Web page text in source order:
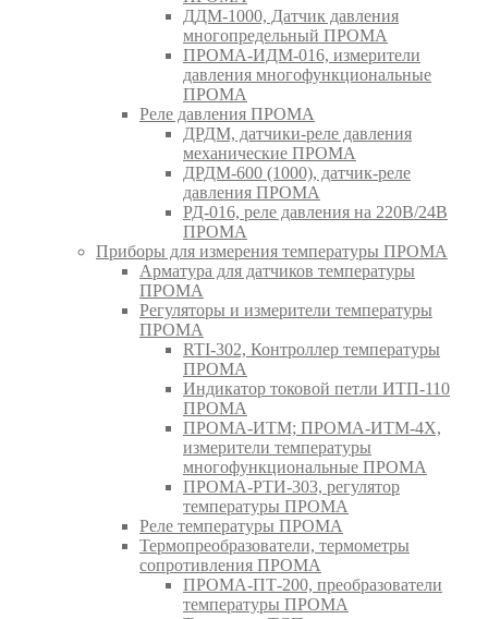
ДДМ-1000, Датчик давления
многопредельный ПРОМА
ПРОМА-ИДМ-016, измерители
давления многофункциональные
ПРОМА
Реле давления ПРОМА
ДРДМ, датчики-реле давления
механические ПРОМА
ДРДМ-600 (1000), датчик-реле
давления ПРОМА
РД-016, реле давления на 220В/24В
ПРОМА
Приборы для измерения температуры ПРОМА
Арматура для датчиков температуры
ПРОМА
Регуляторы и измерители температуры
ПРОМА
RTI-302, Контроллер температуры
ПРОМА
Индикатор токовой петли ИТП-110
ПРОМА
ПРОМА-ИТМ; ПРОМА-ИТМ-4Х,
измерители температуры
многофункциональные ПРОМА
ПРОМА-РТИ-303, регулятор
температуры ПРОМА
Реле температуры ПРОМА
Термопреобразователи, термометры
сопротивления ПРОМА
ПРОМА-ПТ-200, преобразователи
температуры ПРОМА